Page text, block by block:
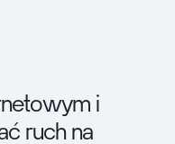
i
ruch na